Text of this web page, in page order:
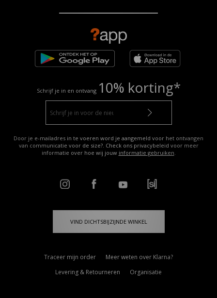
Schrijf je in en ontvang 10% korting*
Door je e-mailadres in te voeren word je aangemeld voor het ontvangen
van communicatie voor de size?. Check ons privacybeleid voor meer
informatie over hoe wij jouw informatie gebruiken.
VIND DICHTSBIJZIJNDE WINKEL
Traceer mijn order
Meer weten over Klarna?
Levering & Retourneren
Organisatie